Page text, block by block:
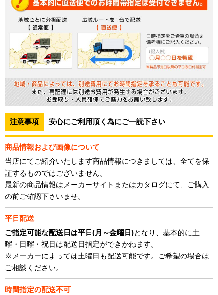
注意事項 安心にご利用頂く為にご一読下さい
商品情報および画像について
当店にてご紹介いたします商品情報につきましては、全てを保
証するものではございません。
最新の商品情報はメーカーサイトまたはカタログにて、ご購入
の前ご確認下さいませ。
平日配送
ご指定可能な配送日は平日(月～金曜日)となり、基本的に土
曜・日曜・祝日は配送日指定ができかねます。
※メーカーによっては土曜日も配送可能です。ご希望の場合は
ご相談ください。
時間指定の配送不可